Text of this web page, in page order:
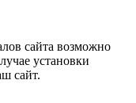
сайта возможно
установки
сайт.